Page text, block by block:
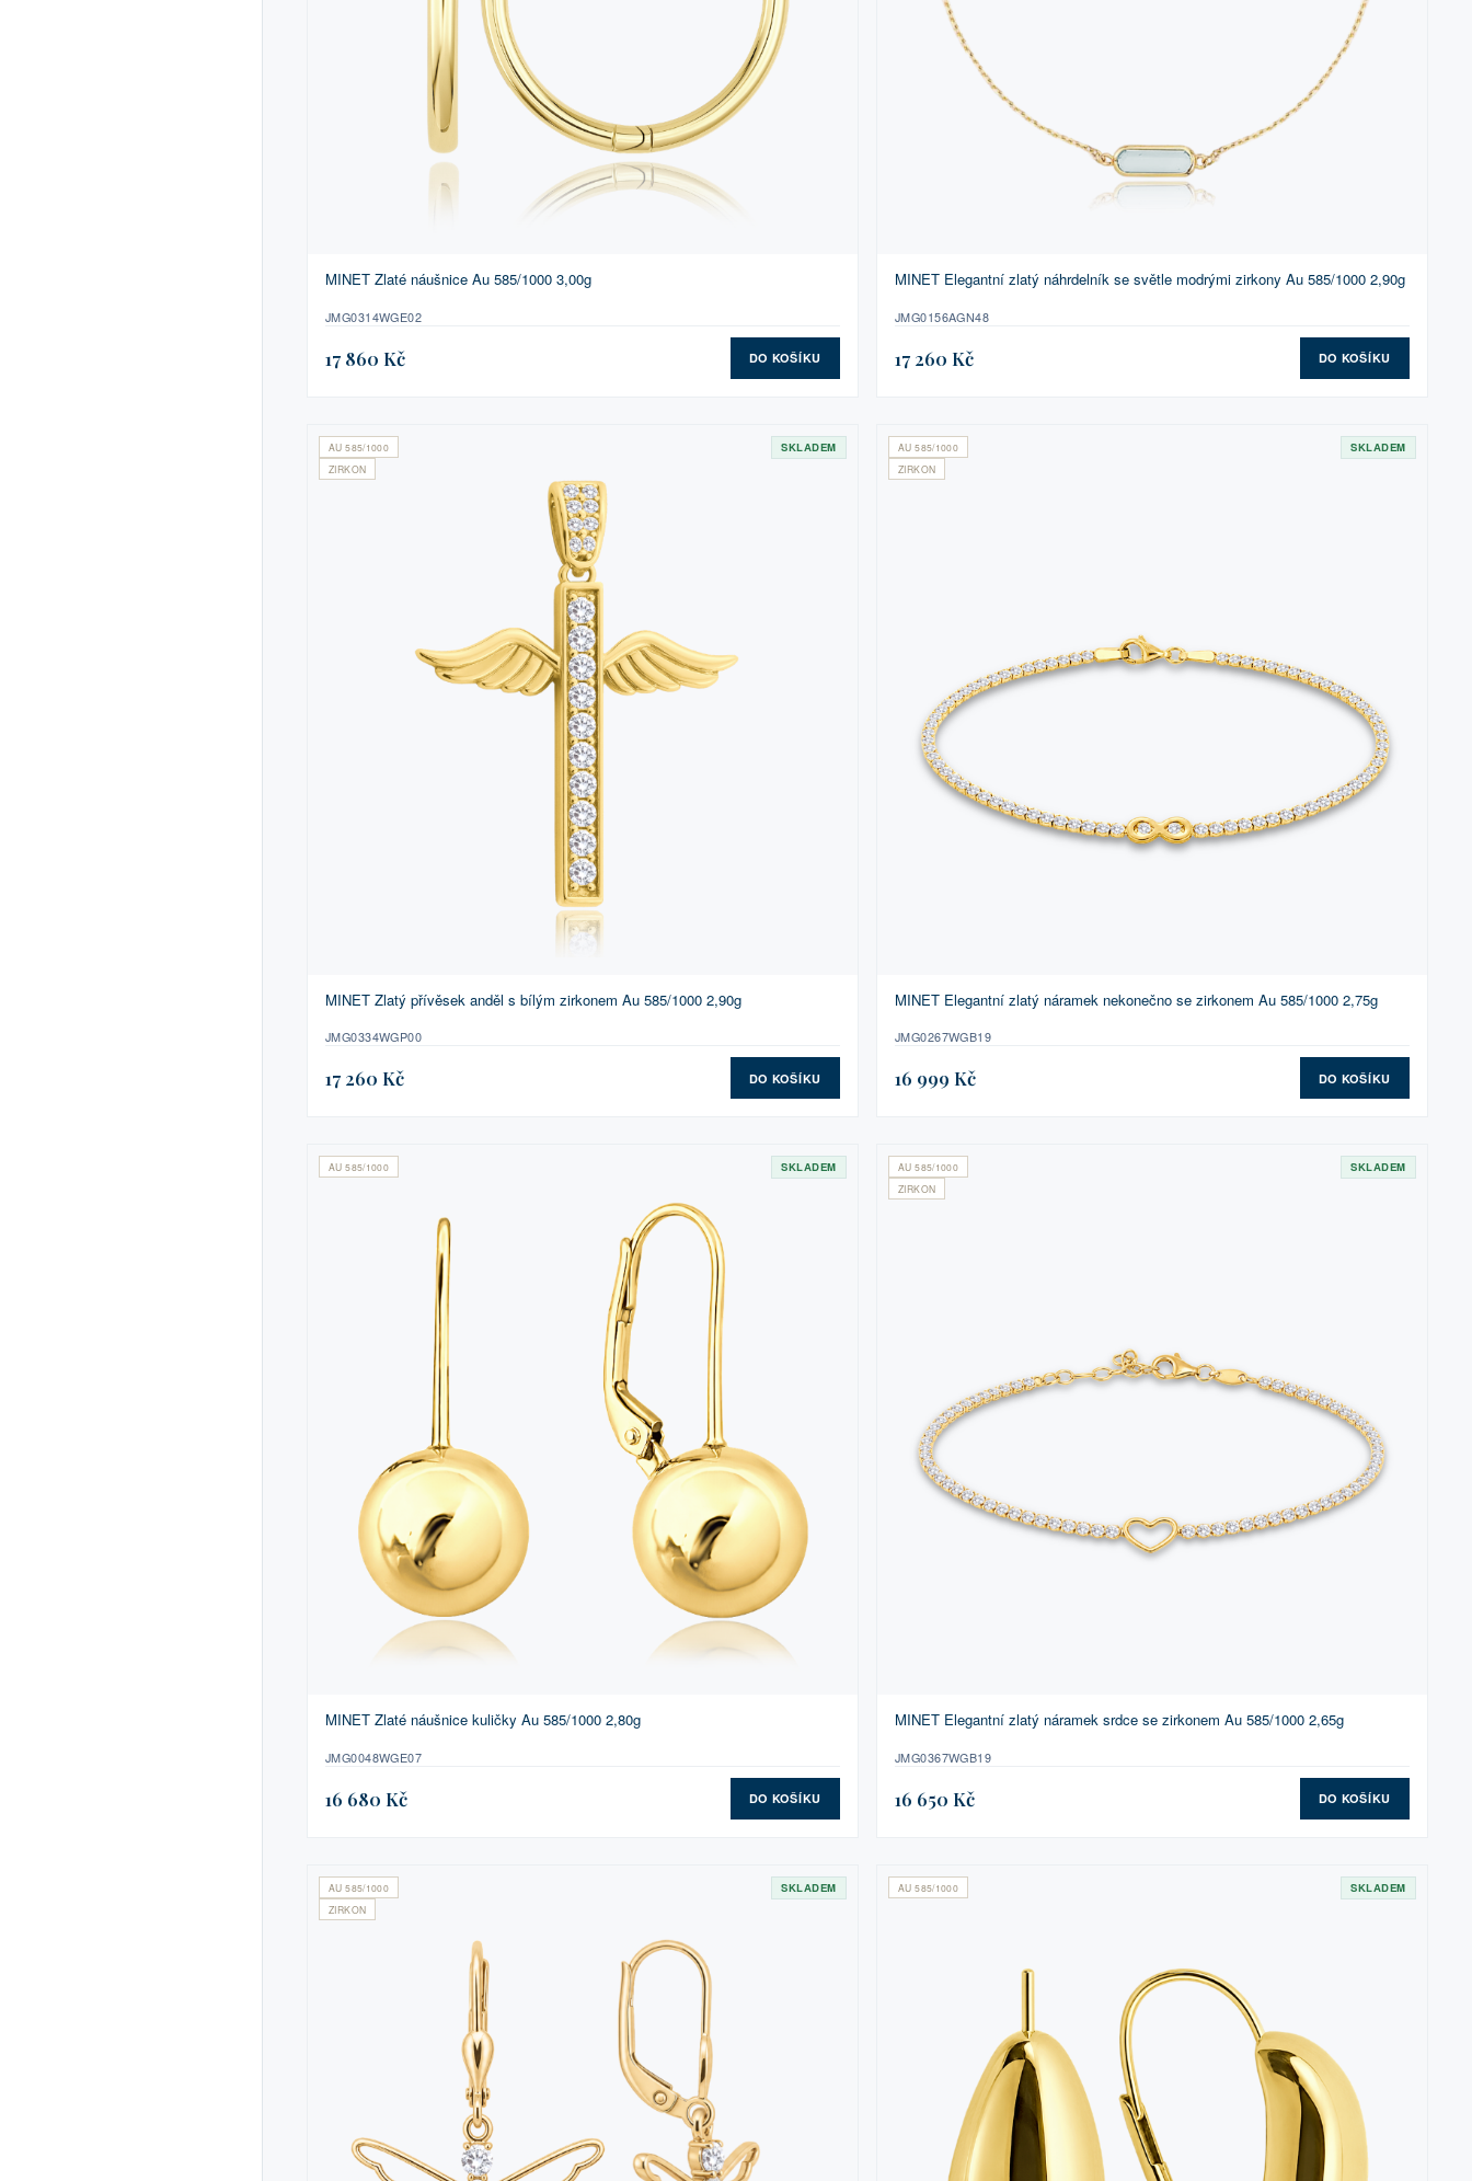
MINET Zlaté náušnice Au 585/1000 3,00g
JMG0314WGE02
17 860 Kč DO KOŠÍKU
MINET Elegantní zlatý náhrdelník se světle modrými zirkony Au 585/1000 2,90g
JMG0156AGN48
17 260 Kč DO KOŠÍKU
AU 585/1000
ZIRKON
SKLADEM
MINET Zlatý přívěsek anděl s bílým zirkonem Au 585/1000 2,90g
JMG0334WGP00
17 260 Kč DO KOŠÍKU
AU 585/1000
ZIRKON
SKLADEM
MINET Elegantní zlatý náramek nekonečno se zirkonem Au 585/1000 2,75g
JMG0267WGB19
16 999 Kč DO KOŠÍKU
AU 585/1000 SKLADEM
MINET Zlaté náušnice kuličky Au 585/1000 2,80g
JMG0048WGE07
16 680 Kč DO KOŠÍKU
AU 585/1000
ZIRKON
SKLADEM
MINET Elegantní zlatý náramek srdce se zirkonem Au 585/1000 2,65g
JMG0367WGB19
16 650 Kč DO KOŠÍKU
AU 585/1000
ZIRKON
SKLADEM AU 585/1000 SKLADEM